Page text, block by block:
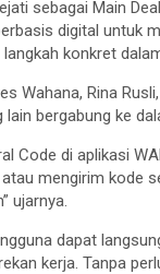
sebagai Main
digital untuk
konkret
Wahana, Rina
bergabung ke
Code di aplikasi
mengirim kode
ujarnya.
dapat
kerja. Tanpa